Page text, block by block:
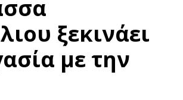
ξεκινάει
με την